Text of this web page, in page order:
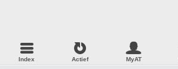
Index Actief MyAT